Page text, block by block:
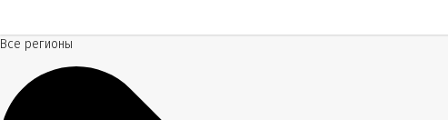
Все регионы